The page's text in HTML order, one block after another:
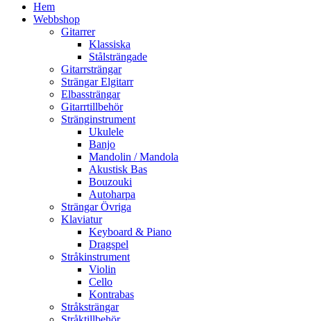
Hem
Webbshop
Gitarrer
Klassiska
Stålsträngade
Gitarrsträngar
Strängar Elgitarr
Elbassträngar
Gitarrtillbehör
Stränginstrument
Ukulele
Banjo
Mandolin / Mandola
Akustisk Bas
Bouzouki
Autoharpa
Strängar Övriga
Klaviatur
Keyboard & Piano
Dragspel
Stråkinstrument
Violin
Cello
Kontrabas
Stråksträngar